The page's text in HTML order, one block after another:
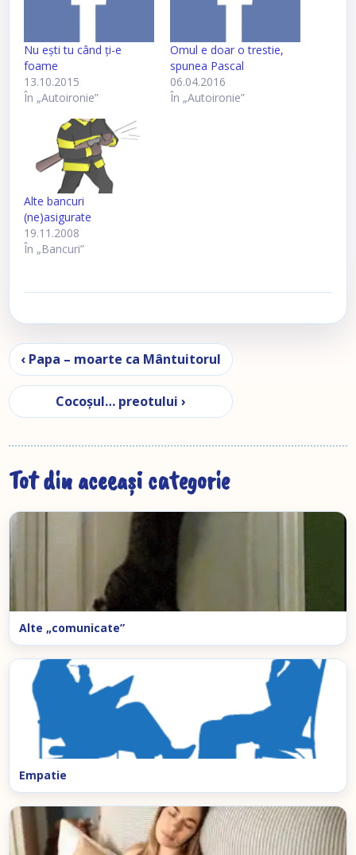
Nu eşti tu când ţi-e
foame
13.10.2015
În „Autoironie”
Omul e doar o trestie,
spunea Pascal
06.04.2016
În „Autoironie”
Alte bancuri
(ne)asigurate
19.11.2008
În „Bancuri”
Navigare în articole
‹ Papa – moarte ca Mântuitorul
Cocoşul… preotului ›
Tot din aceeași categorie
Alte „comunicate”
Empatie